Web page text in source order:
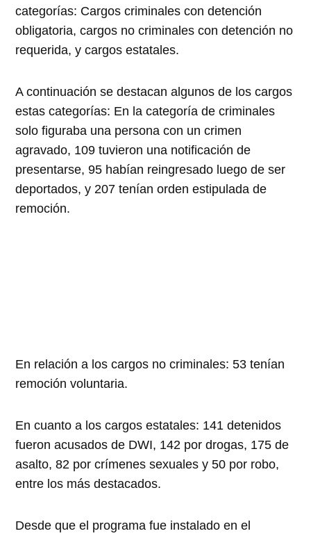
categorías: Cargos criminales con detención
obligatoria, cargos no criminales con detención no
requerida, y cargos estatales.
A continuación se destacan algunos de los cargos
estas categorías: En la categoría de criminales
solo figuraba una persona con un crimen
agravado, 109 tuvieron una notificación de
presentarse, 95 habían reingresado luego de ser
deportados, y 207 tenían orden estipulada de
remoción.
En relación a los cargos no criminales: 53 tenían
remoción voluntaria.
En cuanto a los cargos estatales: 141 detenidos
fueron acusados de DWI, 142 por drogas, 175 de
asalto, 82 por crímenes sexuales y 50 por robo,
entre los más destacados.
Desde que el programa fue instalado en el